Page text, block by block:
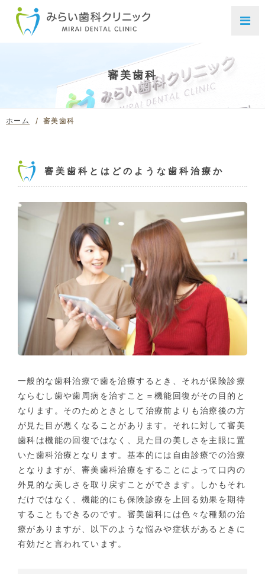
審美歯科
ホーム 審美歯科
審美歯科とはどのような歯科治療か
一般的な歯科治療で歯を治療するとき、それが保険診療
ならむし歯や歯周病を治すこと＝機能回復がその目的と
なります。そのためときとして治療前よりも治療後の方
が見た目が悪くなることがあります。それに対して審美
歯科は機能の回復ではなく、見た目の美しさを主眼に置
いた歯科治療となります。基本的には自由診療での治療
となりますが、審美歯科治療をすることによって口内の
外見的な美しさを取り戻すことができます。しかもそれ
だけではなく、機能的にも保険診療を上回る効果を期待
することもできるのです。審美歯科には色々な種類の治
療がありますが、以下のような悩みや症状があるときに
有効だと言われています。